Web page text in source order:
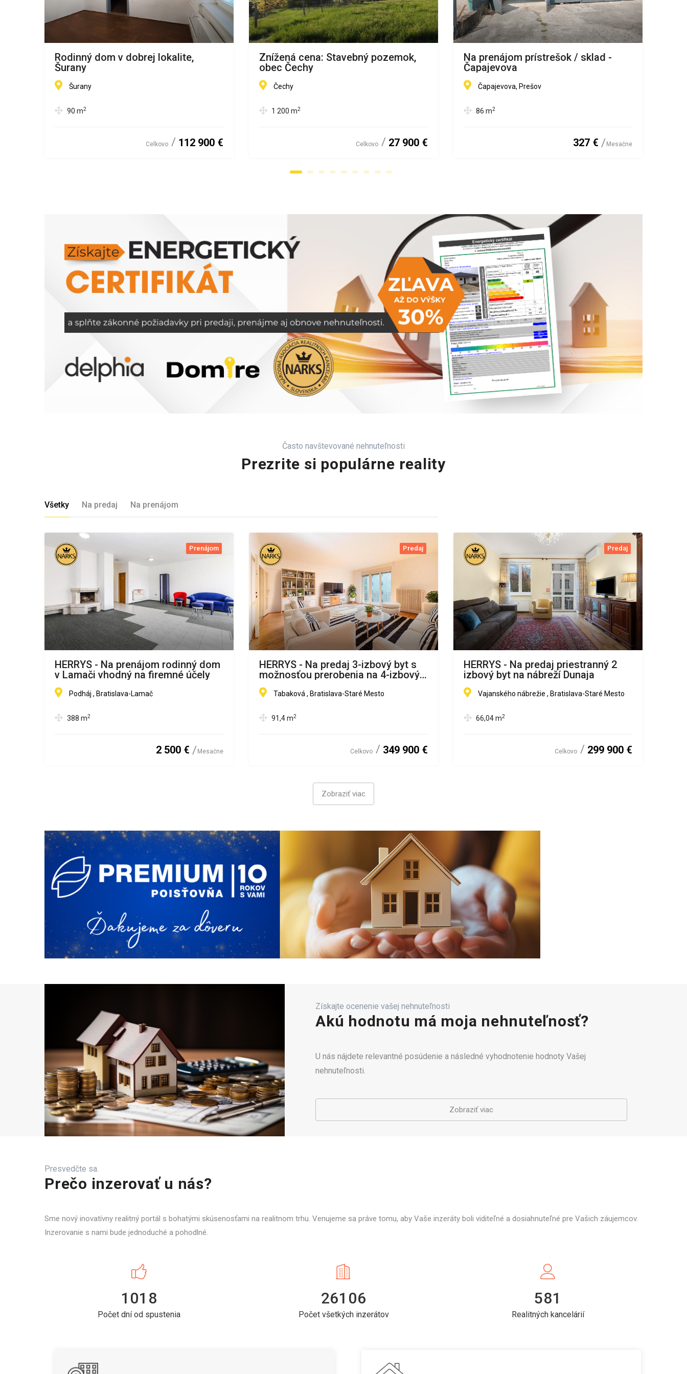
Rodinný dom v dobrej lokalite,
Šurany
Šurany
90 m2
Celkovo 112 900 €
Znížená cena: Stavebný pozemok,
obec Čechy
Čechy
1 200 m2
Celkovo 27 900 €
Na prenájom prístrešok / sklad -
Čapajevova
Čapajevova, Prešov
86 m2
327 € Mesačne
Často navštevované nehnuteľnosti
Prezrite si populárne reality
Všetky Na predaj Na prenájom
Prenájom
HERRYS - Na prenájom rodinný dom
v Lamači vhodný na firemné účely
Podháj , Bratislava-Lamač
388 m2
2 500 € Mesačne
Predaj
HERRYS - Na predaj 3-izbový byt s
možnosťou prerobenia na 4-izbový -
Staré Mesto, Bratislava
Tabaková , Bratislava-Staré Mesto
91,4m2
Celkovo 349 900 €
Predaj
HERRYS - Na predaj priestranný 2
izbový byt na nábreží Dunaja
Vajanského nábrežie , Bratislava-Staré Mesto
66,04m2
Celkovo 299 900 €
Zobraziť viac
Získajte ocenenie vašej nehnuteľnosti
Akú hodnotu má moja nehnuteľnosť?
U nás nájdete relevantné posúdenie a následné vyhodnotenie hodnoty Vašej
nehnuteľnosti.
Zobraziť viac
Presvedčte sa.
Prečo inzerovať u nás?
Sme nový inovatívny realitný portál s bohatými skúsenosťami na realitnom trhu. Venujeme sa práve tomu, aby Vaše inzeráty boli viditeľné a dosiahnuteľné pre Vašich záujemcov.
Inzerovanie s nami bude jednoduché a pohodlné.
1018
Počet dní od spustenia
26106
Počet všetkých inzerátov
581
Realitných kancelárií